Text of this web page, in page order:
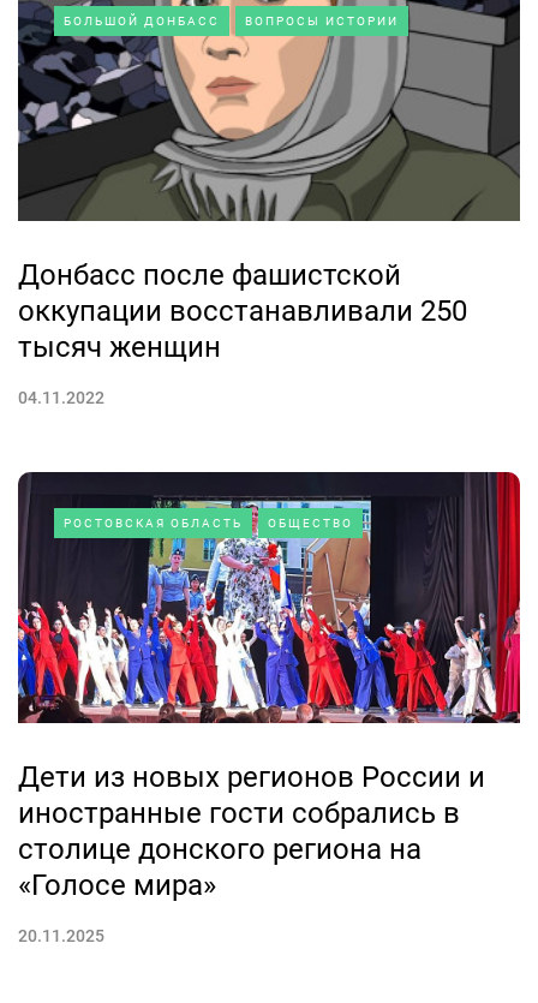
БОЛЬШОЙ ДОНБАСС ВОПРОСЫ ИСТОРИИ
Донбасс после фашистской
оккупации восстанавливали 250
тысяч женщин
04.11.2022
РОСТОВСКАЯ ОБЛАСТЬ ОБЩЕСТВО
Дети из новых регионов России и
иностранные гости собрались в
столице донского региона на
«Голосе мира»
20.11.2025